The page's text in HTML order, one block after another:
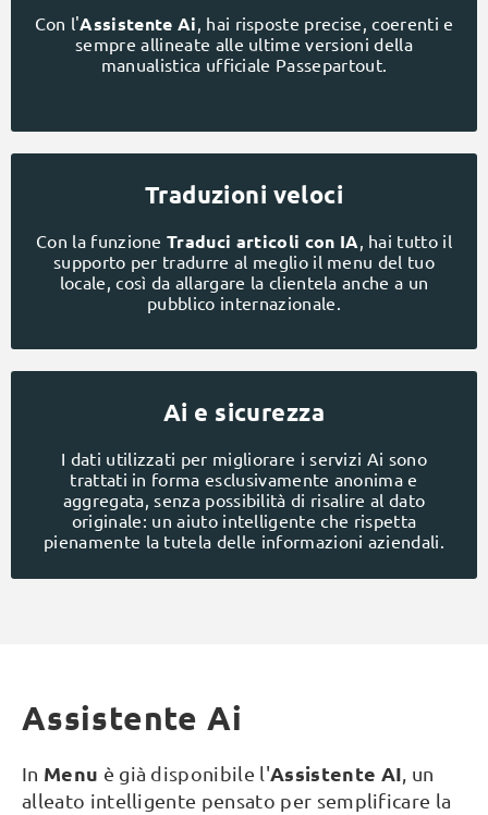
Con l'Assistente Ai, hai risposte precise, coerenti e
sempre allineate alle ultime versioni della
manualistica ufficiale Passepartout.
Traduzioni veloci
Con la funzioneTraduci articoli con IA, hai tutto il
supporto per tradurre al meglio il menu del tuo
locale, così da allargare la clientela anche a un
pubblico internazionale.
Ai e sicurezza
I dati utilizzati per migliorare i servizi Ai sono
trattati in forma esclusivamente anonima e
aggregata, senza possibilità di risalire al dato
originale: un aiuto intelligente che rispetta
pienamente la tutela delle informazioni aziendali.
Assistente Ai
In Menu è già disponibile l'Assistente AI , un
alleato intelligente pensato per semplificare la